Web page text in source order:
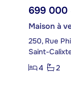
699 000
Maison à
250, Rue
Saint-
4
2